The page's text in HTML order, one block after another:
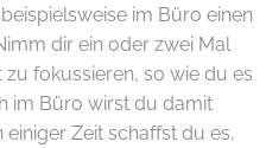
im Büro einen
dir ein oder zwei Mal
fokussieren, so wie du es
im Büro wirst du damit
Zeit schaffst du es,